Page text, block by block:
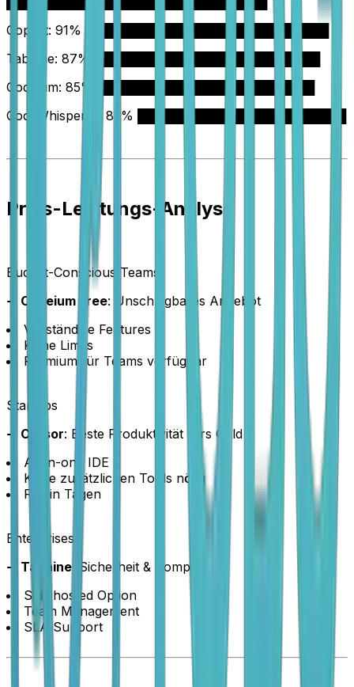
Copilot: 91% ████████████████████████████
Tabnine: 87% ██████████████████████████
Codeium: 85% █████████████████████████
CodeWhisperer: 83% ████████████████████████
Preis-Leistungs-Analyse
Budget-Conscious Teams
➜ Codeium Free: Unschlagbares Angebot
Vollständige Features
Keine Limits
Premium für Teams verfügbar
Startups
➜ Cursor: Beste Produktivität fürs Geld
All-in-one IDE
Keine zusätzlichen Tools nötig
ROI in Tagen
Enterprises
➜ Tabnine : Sicherheit & Compliance
Self-hosted Option
Team Management
SLA Support